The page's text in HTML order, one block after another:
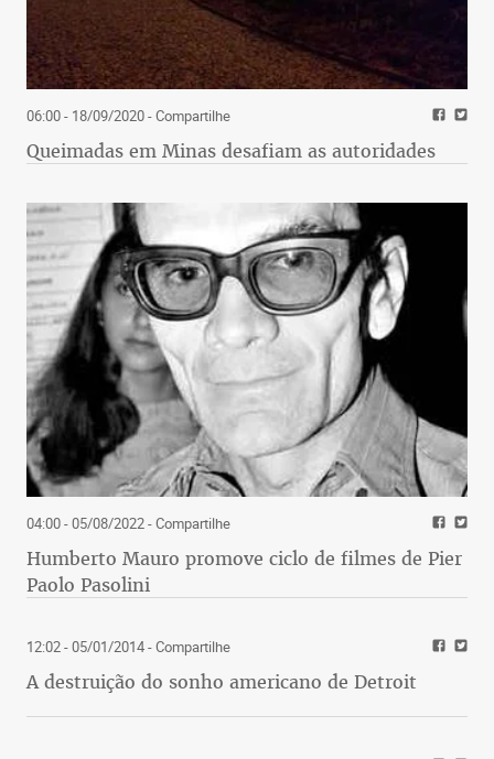
06:00 - 18/09/2020- Compartilhe
Queimadas em Minas desafiam as autoridades
04:00 - 05/08/2022- Compartilhe
Humberto Mauro promove ciclo de filmes de Pier
Paolo Pasolini
12:02 - 05/01/2014- Compartilhe
A destruição do sonho americano de Detroit